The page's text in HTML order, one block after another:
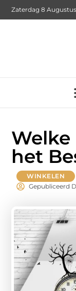
Zaterdag 8
het
WINKELEN
Gepubliceerd